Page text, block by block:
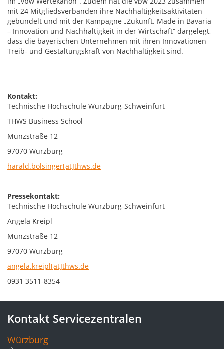
mit 24 Mitgliedsverbänden ihre Nachhaltigkeitsaktivitäten
gebündelt und mit der Kampagne „Zukunft. Made in Bavaria
– Innovation und Nachhaltigkeit in der Wirtschaft“ dargelegt,
dass die bayerischen Unternehmen mit ihren Innovationen
Treib- und Gestaltungskraft von Nachhaltigkeit sind.
Kontakt:
Technische Hochschule Würzburg-Schweinfurt
THWS Business School
Münzstraße 12
97070 Würzburg
harald.bolsinger[at]thws.de
Pressekontakt:
Technische Hochschule Würzburg-Schweinfurt
Angela Kreipl
Münzstraße 12
97070 Würzburg
angela.kreipl[at]thws.de
0931 3511-8354
Kontakt Servicezentralen
Würzburg